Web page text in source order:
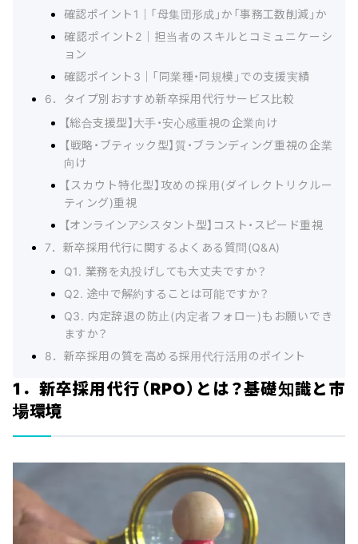
確認ポイント1｜「母集団形成」か「事務工数削減」か
確認ポイント2｜担当者のスキルとコミュニケーシ
ョン
確認ポイント3｜「同業種・同規模」での支援実績
6．タイプ別おすすめ新卒採用代行サービス比較
【総合支援型】大手・安心感重視の企業向け
【戦略・ブティック型】質・ブランディング重視の企業
向け
【スカウト特化型】攻めの採用(ダイレクトリクルー
ティング)重視
【オンラインアシスタント型】コスト・スピード重視
7．新卒採用代行に関するよくある質問(Q&A)
Q1. 業務を丸投げしても大丈夫ですか？
Q2. 途中で解約することは可能ですか？
Q3. 内定辞退の防止(内定者フォロー)もお願いでき
ますか？
8．新卒採用の質を高める採用代行活用のポイント
1．新卒採用代行（RPO）とは？基礎知識と市
場環境